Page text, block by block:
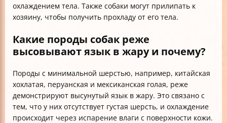
охлаждением тела. Также собаки могут прилипать к
хозяину, чтобы получить прохладу от его тела.
Какие породы собак реже
высовывают язык в жару и почему?
Породы с минимальной шерстью, например, китайская
хохлатая, перуанская и мексиканская голая, реже
демонстрируют высунутый язык в жару. Это связано с
тем, что у них отсутствует густая шерсть, и охлаждение
происходит через испарение влаги с поверхности кожи.